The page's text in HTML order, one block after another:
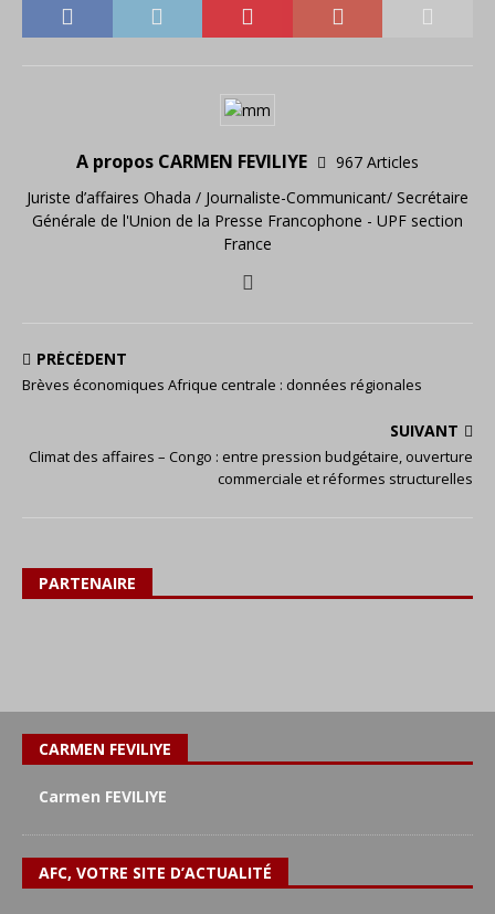
A propos CARMEN FEVILIYE
967 Articles
Juriste d’affaires Ohada / Journaliste-Communicant/ Secrétaire
Générale de l'Union de la Presse Francophone - UPF section
France
PRÉCÉDENT
Brèves économiques Afrique centrale : données régionales
SUIVANT
Climat des affaires – Congo : entre pression budgétaire, ouverture
commerciale et réformes structurelles
PARTENAIRE
CARMEN FEVILIYE
Carmen FEVILIYE
AFC, VOTRE SITE D’ACTUALITÉ